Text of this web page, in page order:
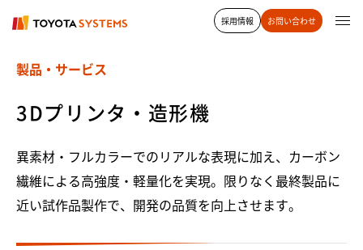
採用情報 お問い合わせ
製品・サービス
3Dプリンタ・造形機
異素材・フルカラーでのリアルな表現に加え、カーボン
繊維による高強度・軽量化を実現。限りなく最終製品に
近い試作品製作で、開発の品質を向上させます。